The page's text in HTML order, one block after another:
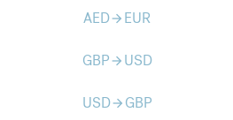
AEDarrow_forward EUR
GBParrow_forward USD
USDarrow_forward GBP